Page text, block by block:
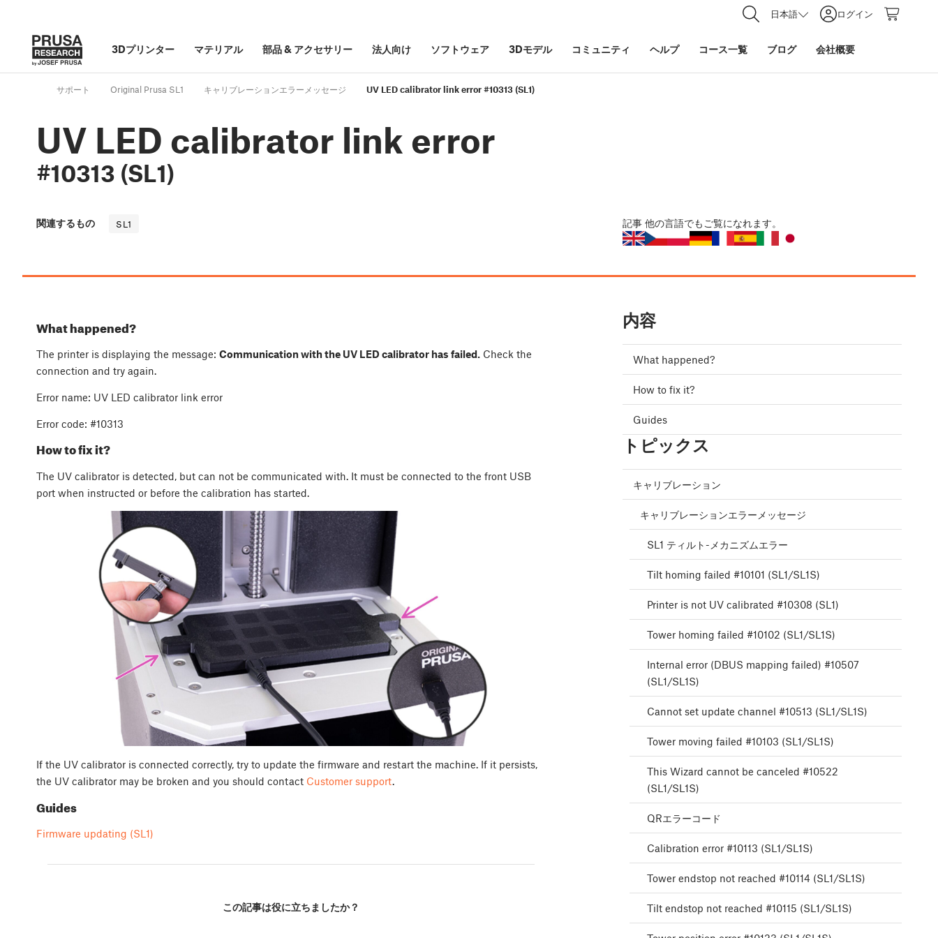
日本語 ログイン
3Dプリンター マテリアル 部品& アクセサリー 法人向け ソフトウェア 3Dモデル コミュニティ ヘルプ コース一覧 ブログ 会社概要
サポート Original Prusa SL1 キャリブレーションエラーメッセージ UV LED calibrator link error #10313 (SL1)
UV LED calibrator link error
#10313 (SL1)
関連するもの SL1 記事 他の言語でもご覧になれます。
What happened?
The printer is displaying the message: Communication with the UV LED calibrator has failed. Check the
connection and try again.
Error name: UV LED calibrator link error
Error code: #10313
How to fix it?
The UV calibrator is detected, but can not be communicated with. It must be connected to the front USB
port when instructed or before the calibration has started.
If the UV calibrator is connected correctly, try to update the firmware and restart the machine. If it persists,
the UV calibrator may be broken and you should contact Customer support.
Guides
Firmware updating (SL1)
この記事は役に立ちましたか？
内容
What happened?
How to fix it?
Guides
トピックス
キャリブレーション
キャリブレーションエラーメッセージ
SL1 ティルト-メカニズムエラー
Tilt homing failed #10101 (SL1/SL1S)
Printer is not UV calibrated #10308 (SL1)
Tower homing failed #10102 (SL1/SL1S)
Internal error (DBUS mapping failed) #10507
(SL1/SL1S)
Cannot set update channel #10513 (SL1/SL1S)
Tower moving failed #10103 (SL1/SL1S)
This Wizard cannot be canceled #10522
(SL1/SL1S)
QRエラーコード
Calibration error #10113 (SL1/SL1S)
Tower endstop not reached #10114 (SL1/SL1S)
Tilt endstop not reached #10115 (SL1/SL1S)